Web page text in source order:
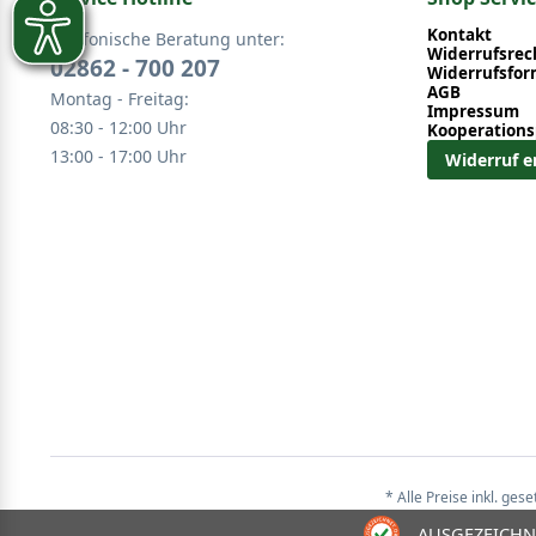
Abb.: Taxus baccata 'Repandens'
Telefonische Beratung unter:
02862 - 700 207
Montag - Freitag:
08:30 - 12:00 Uhr
13:00 - 17:00 Uhr
Kontakt
AGB
Impressum
Widerruf
* Alle Preise inkl.